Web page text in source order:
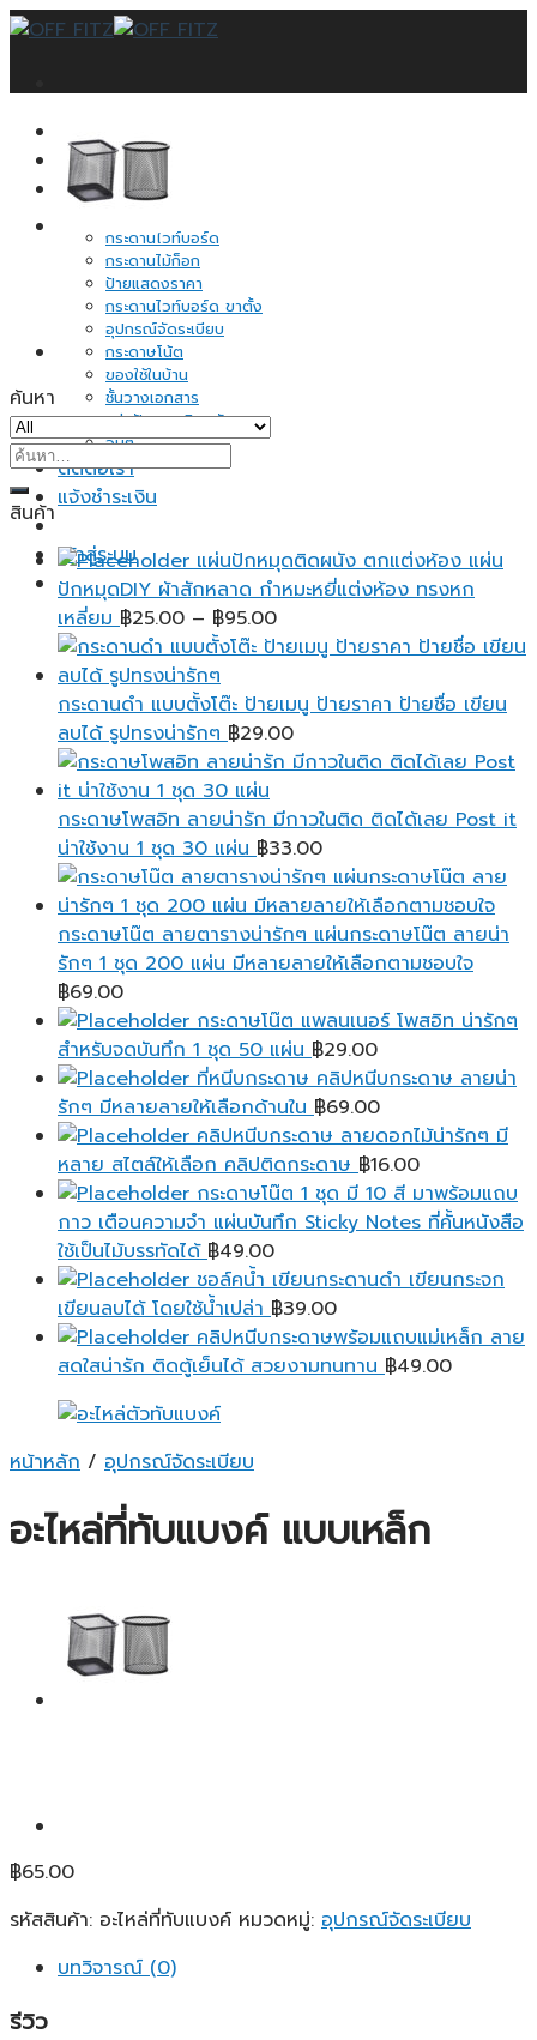
Skip
หน้าแรก
บทความ
สินค้าทั้งหมด
กระดานไวท์บอร์ด
กระดานไม้ก็อก
ป้ายแสดงราคา
กระดานไวท์บอร์ด ขาตั้ง
อุปกรณ์จัดระเบียบ
กระดาษโน้ต
ของใช้ในบ้าน
ชั้นวางเอกสาร
แผ่นปักหมุดติดผนัง
อื่นๆ
ติดต่อเรา
แจ้งชำระเงิน
เข้าสู่ระบบ
ค้นหา
ค้นหา:
สินค้า
แผ่นปักหมุดติดผนัง ตกแต่งห้อง แผ่น
ปักหมุดDIY ผ้าสักหลาด กำหมะหยี่แต่งห้อง ทรงหก
เหลี่ยม ฿25.00 – ฿95.00Price
range:
through
฿95.00
กระดานดำ แบบตั้งโต๊ะ ป้ายเมนู ป้ายราคา ป้ายชื่อ เขียน
ลบได้ รูปทรงน่ารักๆ ฿29.00
กระดาษโพสอิท ลายน่ารัก มีกาวในติด ติดได้เลย Post it
น่าใช้งาน 1 ชุด 30 แผ่น ฿33.00
กระดาษโน๊ต ลายตารางน่ารักๆ แผ่นกระดาษโน๊ต ลายน่า
รักๆ 1 ชุด 200 แผ่น มีหลายลายให้เลือกตามชอบใจ
฿69.00
กระดาษโน๊ต แพลนเนอร์ โพสอิท น่ารักๆ
สำหรับจดบันทึก 1 ชุด 50 แผ่น ฿29.00
ที่หนีบกระดาษ คลิปหนีบกระดาษ ลายน่า
รักๆ มีหลายลายให้เลือกด้านใน ฿69.00
คลิปหนีบกระดาษ ลายดอกไม้น่ารักๆ มี
หลาย สไตล์ให้เลือก คลิปติดกระดาษ ฿16.00
กระดาษโน๊ต 1 ชุด มี 10 สี มาพร้อมแถบ
กาว เตือนความจํา แผ่นบันทึก Sticky Notes ที่คั้นหนังสือ
ใช้เป็นไม้บรรทัดได้ ฿49.00
ชอล์คน้ำ เขียนกระดานดำ เขียนกระจก
เขียนลบได้ โดยใช้น้ำเปล่า ฿39.00
คลิปหนีบกระดาษพร้อมแถบแม่เหล็ก ลาย
สดใสน่ารัก ติดตู้เย็นได้ สวยงามทนทาน ฿49.00
หน้าหลัก / อุปกรณ์จัดระเบียบ
อะไหล่ที่ทับแบงค์ แบบเหล็ก
฿65.00
รหัสสินค้า: อะไหล่ที่ทับแบงค์ หมวดหมู่: อุปกรณ์จัดระเบียบ
บทวิจารณ์ (0)
รีวิว